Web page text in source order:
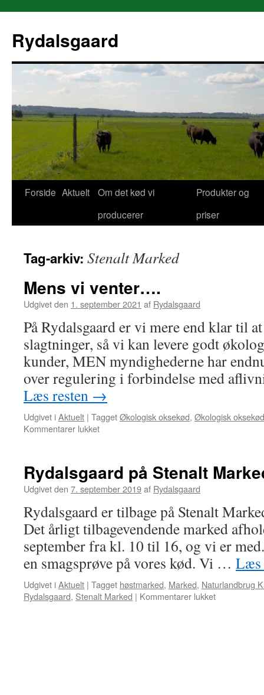
Rydalsgaard
Hop
Forside Aktuelt
Om det kød vi
producerer
Produkter og
priser
Tag-arkiv: Stenalt Marked
Mens vi venter….
Udgivet den 1. september 2021 af Rydalsgaard
På Rydalsgaard er vi mere end klar til
slagtninger, så vi kan levere godt
kunder, MEN myndighederne har
over regulering i forbindelse med
Læs resten →
Udgivet iAktuelt | TaggetØkologisk oksekød, Økologisk
Kommentarer lukket
venter….
Rydalsgaard på Stenalt
Udgivet den 7. september 2019af Rydalsgaard
Rydalsgaard er tilbage på Stenalt
Det årligt tilbagevendende marked
september fra kl. 10 til 16, og vi er
en smagsprøve på vores kød. Vi … Læs
Udgivet iAktuelt | Tagget høstmarked, Marked, Naturlandbrug
Rydalsgaard, Stenalt Marked | Kommentarer lukket